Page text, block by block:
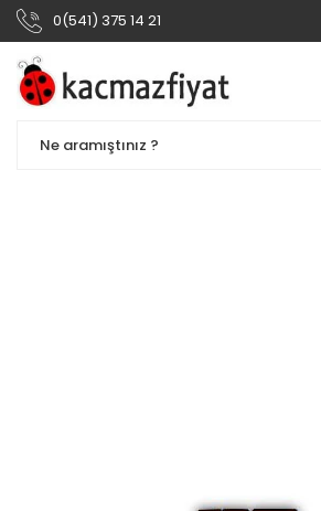
0(541) 375 14 21